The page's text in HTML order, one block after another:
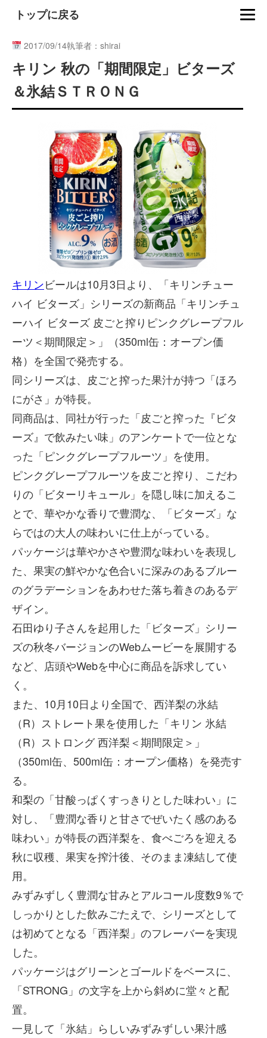
トップに戻る
2017/09/14執筆者：shirai
キリン 秋の「期間限定」ビターズ
＆氷結ＳＴＲＯＮＧ
キリンビールは10月3日より、「キリンチュー
ハイ ビターズ」シリーズの新商品「キリンチュ
ーハイ ビターズ 皮ごと搾りピンクグレープフル
ーツ＜期間限定＞」（350ml缶：オープン価
格）を全国で発売する。
同シリーズは、皮ごと搾った果汁が持つ「ほろ
にがさ」が特長。
同商品は、同社が行った「皮ごと搾った『ビタ
ーズ』で飲みたい味」のアンケートで一位とな
った「ピンクグレープフルーツ」を使用。
ピンクグレープフルーツを皮ごと搾り、こだわ
りの「ビターリキュール」を隠し味に加えるこ
とで、華やかな香りで豊潤な、「ビターズ」な
らではの大人の味わいに仕上がっている。
パッケージは華やかさや豊潤な味わいを表現し
た、果実の鮮やかな色合いに深みのあるブルー
のグラデーションをあわせた落ち着きのあるデ
ザイン。
石田ゆり子さんを起用した「ビターズ」シリー
ズの秋冬バージョンのWebムービーを展開する
など、店頭やWebを中心に商品を訴求してい
く。
また、10月10日より全国で、西洋梨の氷結
（R）ストレート果を使用した「キリン 氷結
（R）ストロング 西洋梨＜期間限定＞」
（350ml缶、500ml缶：オープン価格）を発売す
る。
和梨の「甘酸っぱくすっきりとした味わい」に
対し、「豊潤な香りと甘さでぜいたく感のある
味わい」が特長の西洋梨を、食べごろを迎える
秋に収穫、果実を搾汁後、そのまま凍結して使
用。
みずみずしく豊潤な甘みとアルコール度数9％で
しっかりとした飲みごたえで、シリーズとして
は初めてとなる「西洋梨」のフレーバーを実現
した。
パッケージはグリーンとゴールドをベースに、
「STRONG」の文字を上から斜めに堂々と配
置。
一見して「氷結」らしいみずみずしい果汁感